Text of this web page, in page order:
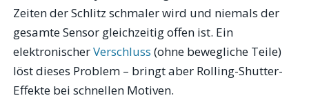
Zeiten der Schlitz schmaler wird und niemals der
gesamte Sensor gleichzeitig offen ist. Ein
elektronischerVerschluss (ohne bewegliche Teile)
löst dieses Problem – bringt aber Rolling-Shutter-
Effekte bei schnellen Motiven.